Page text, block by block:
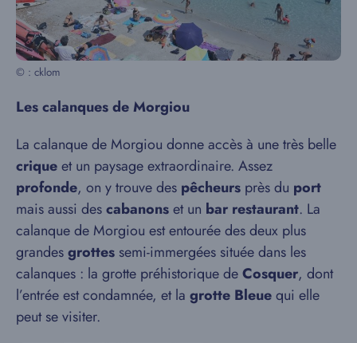
© : cklom
Les calanques de Morgiou
La calanque de Morgiou donne accès à une très belle
criqueet un paysage extraordinaire. Assez
profonde, on y trouve des pêcheurs près du port
mais aussi descabanonset un bar restaurant. La
calanque de Morgiou est entourée des deux plus
grandesgrottes semi-immergées située dans les
calanques : la grotte préhistorique deCosquer, dont
l’entrée est condamnée, et la grotte Bleuequi elle
peut se visiter.